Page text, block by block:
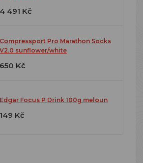
4 491 Kč
Compressport Pro Marathon Socks
V2.0 sunflower/white
650 Kč
Edgar Focus P Drink 100g meloun
149 Kč